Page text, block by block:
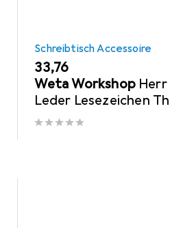
Schreibtisch Accessoire
EUR
33,76
Weta Workshop Herr
Leder Lesezeichen
Inscription